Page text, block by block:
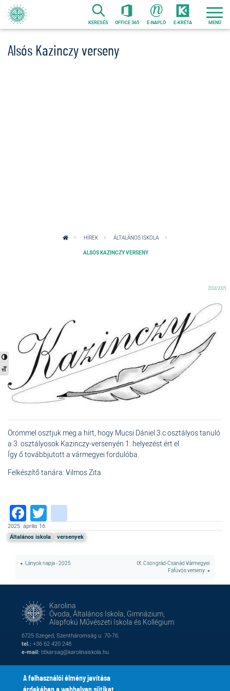
Ugrás
a
tartalomra
Nagy kontraszt váltása
Betűméret váltása
KERESÉS OFFICE 365 E-NAPLÓ E-KRÉTA
Alsós Kazinczy verseny
HÍREK ÁLTALÁNOS ISKOLA
ALSÓS KAZINCZY VERSENY
2024/2025
Örömmel osztjuk meg a hírt, hogy Mucsi Dániel 3.c osztályos tanuló
a 3. osztályosok Kazinczy-versenyén 1. helyezést ért el.
Így ő továbbjutott a vármegyei fordulóba.
Felkészítő tanára: Vilmos Zita
Facebook
Twitter
2025. április 16.
Általános iskola versenyek
Lányok napja - 2025
IX. Csongrád-Csanád Vármegyei
Fafúvós verseny
Karolina
Óvoda, Általános Iskola, Gimnázium,
Alapfokú Művészeti Iskola és Kollégium
6725 Szeged, Szentháromság u. 70-76.
tel.: +36 62 420 248
e-mail: titkarsag@karolinaiskola.hu
A felhasználói élmény javítása